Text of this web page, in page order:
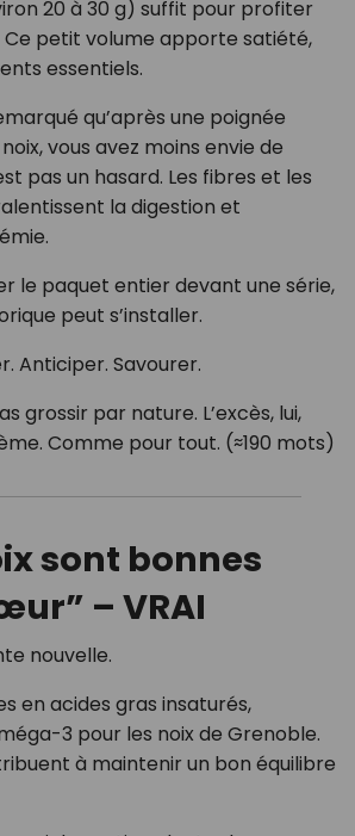
20 à 30 g) suffit pour profiter
Ce petit volume apporte satiété,
essentiels.
qu’après une poignée
vous avez moins envie de
pas un hasard. Les fibres et les
la digestion et
le paquet entier devant une série,
peut s’installer.
Anticiper. Savourer.
grossir par nature. L’excès, lui,
Comme pour tout. (≈190 mots)
sont bonnes
– VRAI
nouvelle.
en acides gras insaturés,
3 pour les noix de Grenoble.
à maintenir un bon équilibre